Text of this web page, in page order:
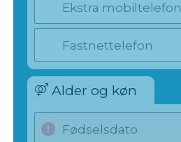
Ekstra mobiltelefon
Fastnettelefon
Alder og køn
Fødselsdato